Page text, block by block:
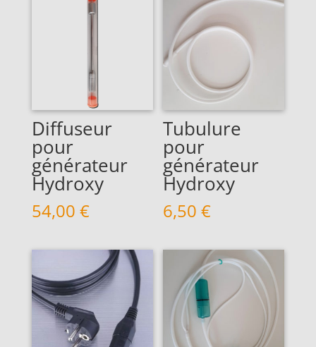
Diffuseur
pour
générateur
Hydroxy
54,00 €
Tubulure
pour
générateur
Hydroxy
6,50€